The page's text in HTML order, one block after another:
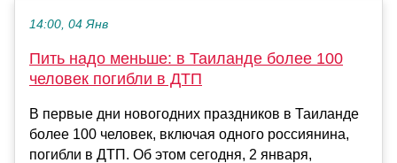
14:00, 04 Янв
Пить надо меньше: в Таиланде более 100
человек погибли в ДТП
В первые дни новогодних праздников в Таиланде
более 100 человек, включая одного россиянина,
погибли в ДТП. Об этом сегодня, 2 января,